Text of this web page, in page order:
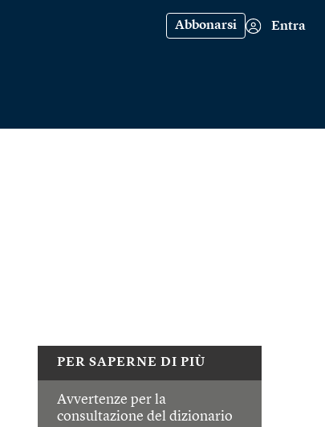
Abbonarsi Entra
PER SAPERNE DI PIÙ
Avvertenze per la
consultazione del dizionario